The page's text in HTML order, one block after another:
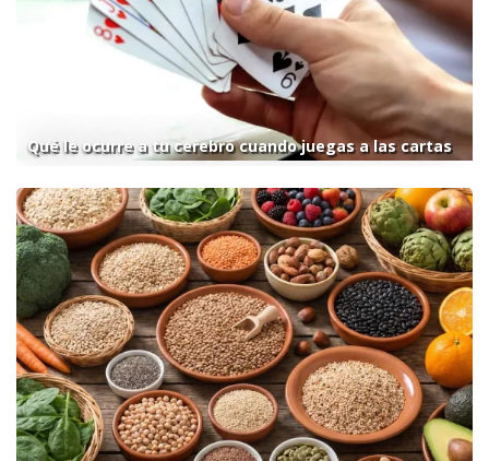
Qué le ocurre a tu cerebro cuando juegas a las cartas